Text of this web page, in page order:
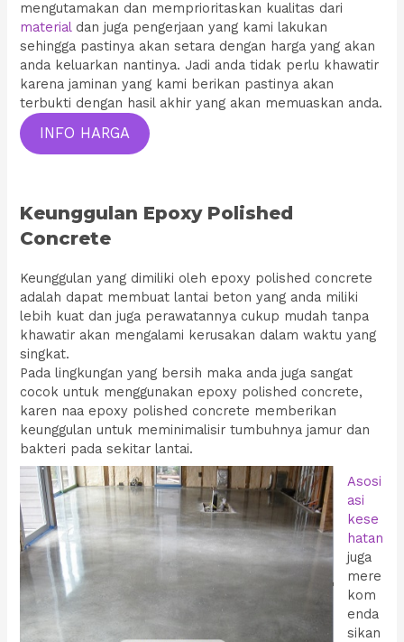
mengutamakan dan memprioritaskan kualitas dari
materialdan juga pengerjaan yang kami lakukan
sehingga pastinya akan setara dengan harga yang akan
anda keluarkan nantinya. Jadi anda tidak perlu khawatir
karena jaminan yang kami berikan pastinya akan
terbukti dengan hasil akhir yang akan memuaskan anda.
INFO HARGA
Keunggulan Epoxy Polished
Concrete
Keunggulan yang dimiliki oleh epoxy polished concrete
adalah dapat membuat lantai beton yang anda miliki
lebih kuat dan juga perawatannya cukup mudah tanpa
khawatir akan mengalami kerusakan dalam waktu yang
singkat.
Pada lingkungan yang bersih maka anda juga sangat
cocok untuk menggunakan epoxy polished concrete,
karen naa epoxy polished concrete memberikan
keunggulan untuk meminimalisir tumbuhnya jamur dan
bakteri pada sekitar lantai.
Asosi
asi
kese
hatan
juga
mere
kom
enda
sikan